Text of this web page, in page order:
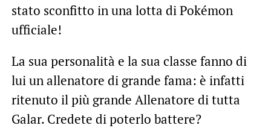
stato sconfitto in una lotta di Pokémon
ufficiale!
La sua personalità e la sua classe fanno di
lui un allenatore di grande fama: è infatti
ritenuto il più grande Allenatore di tutta
Galar. Credete di poterlo battere?